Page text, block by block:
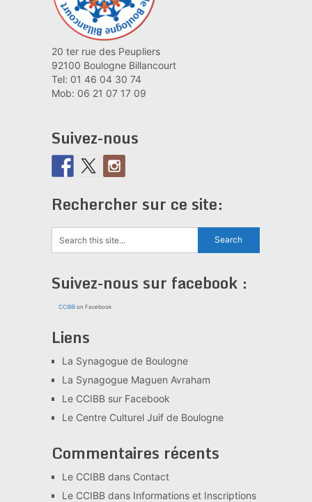
20 ter rue des Peupliers
92100 Boulogne Billancourt
Tel: 01 46 04 30 74
Mob: 06 21 07 17 09
Suivez-nous
Rechercher sur ce site:
Suivez-nous sur facebook :
CCIBBon Facebook
Liens
La Synagogue de Boulogne
La Synagogue Maguen Avraham
Le CCIBB sur Facebook
Le Centre Culturel Juif de Boulogne
Commentaires récents
Le CCIBBdans Contact
Le CCIBBdans Informations et Inscriptions